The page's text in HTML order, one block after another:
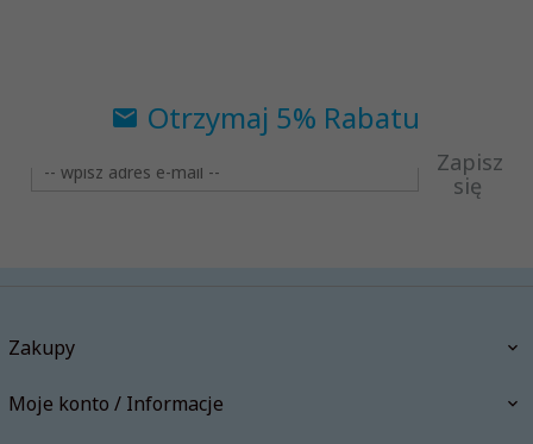
Otrzymaj 5% Rabatu
Zapisz
się
Zakupy
Moje konto / Informacje